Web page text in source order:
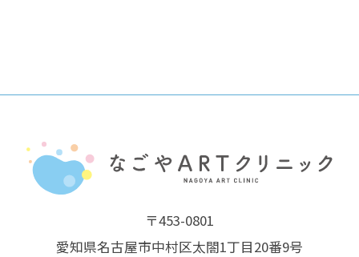
〒453-0801
愛知県名古屋市中村区太閤1丁目20番9号